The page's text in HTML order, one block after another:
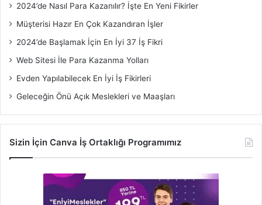
2024’de Nasıl Para Kazanılır? İşte En Yeni Fikirler
Müşterisi Hazır En Çok Kazandıran İşler
2024’de Başlamak İçin En İyi 37 İş Fikri
Web Sitesi İle Para Kazanma Yolları
Evden Yapılabilecek En İyi İş Fikirleri
Geleceğin Önü Açık Meslekleri ve Maaşları
Sizin İçin Canva İş Ortaklığı Programımız